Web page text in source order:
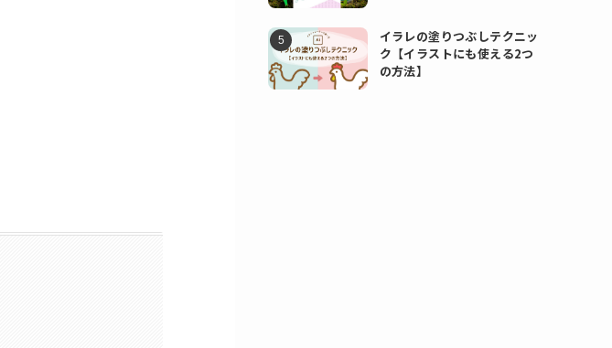
イラレの塗りつぶしテクニッ
ク【イラストにも使える2つ
の方法】